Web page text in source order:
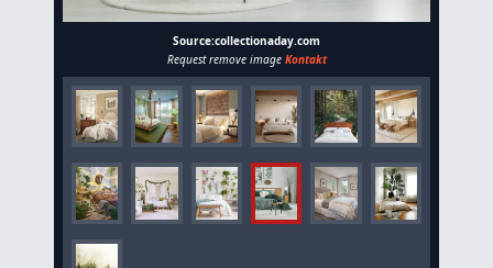
Source:collectionaday.com
Request remove image Kontakt